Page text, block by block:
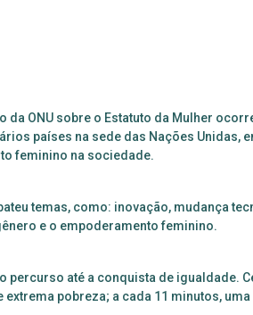
da ONU sobre o Estatuto da Mulher
países na sede das Nações Unidas,
feminino na sociedade.
temas, como: inovação, mudança
e o empoderamento feminino.
percurso até a conquista de igualdade.
extrema pobreza; a cada 11 minutos,